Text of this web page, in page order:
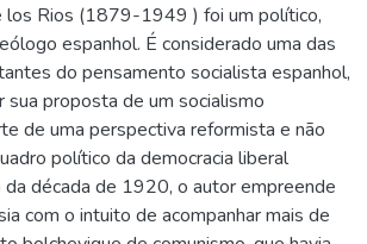
los Rios (1879-1949 ) foi um político,
espanhol. É considerado uma das
do pensamento socialista espanhol,
proposta de um socialismo
de uma perspectiva reformista e não
político da democracia liberal
da década de 1920, o autor empreende
com o intuito de acompanhar mais de